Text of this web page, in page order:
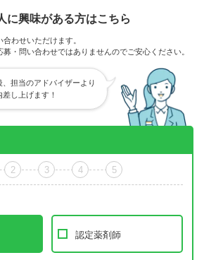
に興味がある方はこちら
わせいただけます。
・問い合わせではありませんのでご安心ください。
担当のアドバイザーより
し上げます！
2 3 4 5
認定薬剤師